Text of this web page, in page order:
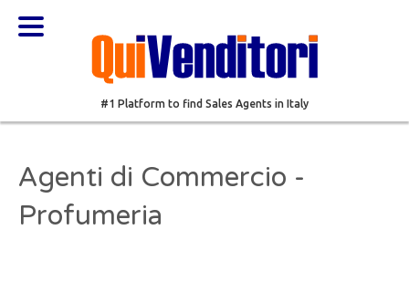
#1 Platform to find Sales Agents in Italy
Agenti di Commercio -
Profumeria